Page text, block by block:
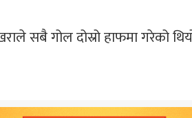
सबै गोल दोस्रो हाफमा गरेको